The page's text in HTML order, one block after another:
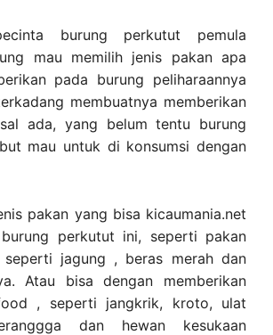
burung perkutut pemula
mau memilih jenis pakan apa
pada burung peliharaannya
membuatnya memberikan
ada, yang belum tentu burung
mau untuk di konsumsi dengan
pakan yang bisa kicaumania.net
perkutut ini, seperti pakan
jagung , beras merah dan
Atau bisa dengan memberikan
, seperti jangkrik, kroto, ulat
dan hewan kesukaan